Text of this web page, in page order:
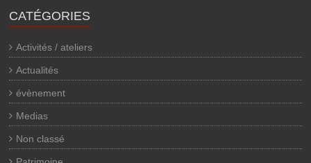
CATÉGORIES
Activités / ateliers
Actualités
évènement
Medias
Non classé